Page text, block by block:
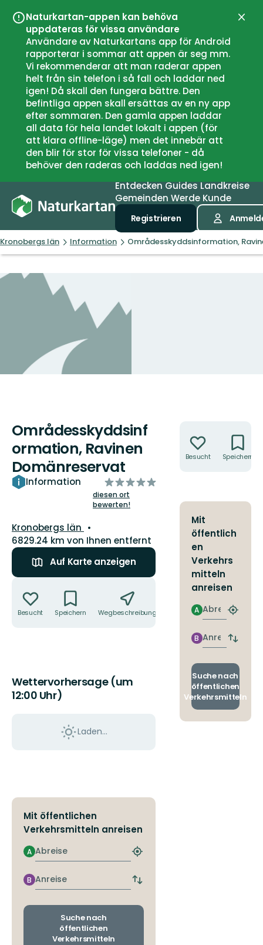
Naturkartan-appen kan behöva
uppdateras för vissa användare
Användare av Naturkartans app för Android
rapporterar i sommar att appen är seg mm.
Vi rekommenderar att man raderar appen
helt från sin telefon i så fall och laddar ned
igen! Då skall den fungera bättre. Den
befintliga appen skall ersättas av en ny app
efter sommaren. Den gamla appen laddar
all data för hela landet lokalt i appen (för
att klara offline-läge) men det innebär att
den blir för stor för vissa telefoner - då
behöver den raderas och laddas ned igen!
EntdeckenGuidesLandkreise
Gemeinden Werde Kunde
Registrieren
Kronobergs län Information Områdesskyddsinformation,
Områdesskyddsinf
ormation, Ravinen
Domänreservat
Information
von
5
Sternen
diesen ort
bewerten!
Landkreis:
Kronobergs län
6829.24 km von Ihnen entfernt
Auf Karte anzeigen
Besucht Speichern Wegbeschreibung
Wettervorhersage (um
12:00 Uhr)
Laden...
Mit öffentlichen
Verkehrsmitteln anreisen
Abreise
A
Nächstgelegene
finden
Anreise
B
Abfahrts-
Ankunftshaltestellen
Suche nach
öffentlichen
Verkehrsmitteln
Besucht Speichern
Mit
öffentlich
en
Verkehrs
mitteln
anreisen
Abreise
A
finden
Anreise
B
Suche nach
öffentlichen
Verkehrsmitteln